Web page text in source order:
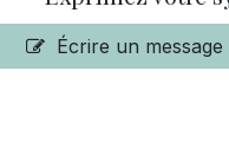
Écrire un